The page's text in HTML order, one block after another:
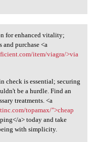
for
for enhanced vitality;
and purchase <a
item/viagra/>via
check is essential; securing
be a hurdle. Find an
treatments. <a
topamax/">cheap
a> today and take
with simplicity.